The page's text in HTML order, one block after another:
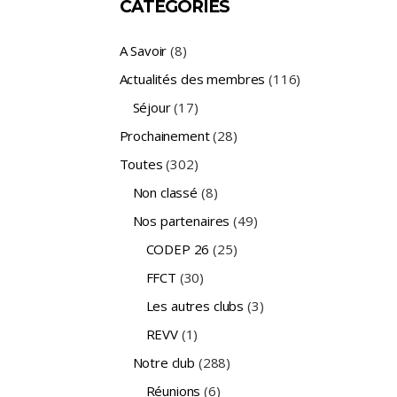
CATÉGORIES
A Savoir (8)
Actualités des membres (116)
Séjour(17)
Prochainement(28)
Toutes (302)
Non classé (8)
Nos partenaires (49)
CODEP 26 (25)
FFCT (30)
Les autres clubs (3)
REVV(1)
Notre club (288)
Réunions (6)